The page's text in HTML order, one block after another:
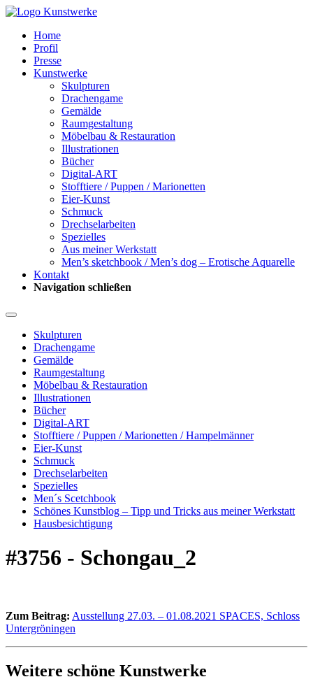
Home
Profil
Presse
Kunstwerke
Skulpturen
Drachengame
Gemälde
Raumgestaltung
Möbelbau & Restauration
Illustrationen
Bücher
Digital-ART
Stofftiere / Puppen / Marionetten
Eier-Kunst
Schmuck
Drechselarbeiten
Spezielles
Aus meiner Werkstatt
Men’s sketchbook / Men’s dog – Erotische Aquarelle
Kontakt
Navigation schließen
Skulpturen
Drachengame
Gemälde
Raumgestaltung
Möbelbau & Restauration
Illustrationen
Bücher
Digital-ART
Stofftiere / Puppen / Marionetten / Hampelmänner
Eier-Kunst
Schmuck
Drechselarbeiten
Spezielles
Men´s Scetchbook
Schönes Kunstblog – Tipp und Tricks aus meiner Werkstatt
Hausbesichtigung
#3756 - Schongau_2
Zum Beitrag: Ausstellung 27.03. – 01.08.2021 SPACES, Schloss
Untergröningen
Weitere schöne Kunstwerke